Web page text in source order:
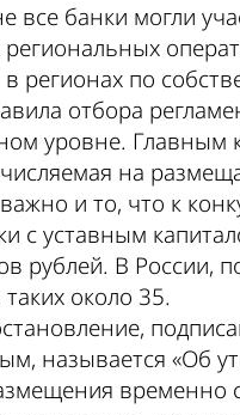
все банки могли
региональных
регионах по
отбора
уровне. Главным
на
и то, что к
с уставным
рублей. В России,
около 35.
называется «Об
временно